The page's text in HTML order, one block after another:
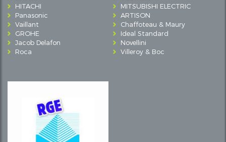
HITACHI
MITSUBISHI ELECTRIC
Panasonic
ARTISON
Vaillant
Chaffoteau & Maury
GROHE
Ideal Standard
Jacob Delafon
Novellini
Roca
Villeroy & Boc